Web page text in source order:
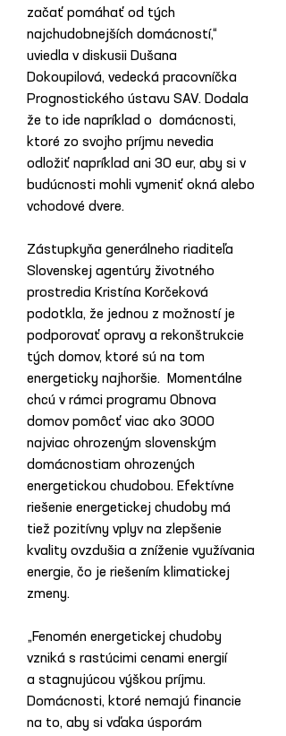
začať pomáhať od tých
najchudobnejších domácností,“
uviedla v diskusii Dušana
Dokoupilová, vedecká pracovníčka
Prognostického ústavu SAV. Dodala
že to ide napríklad o  domácnosti,
ktoré zo svojho príjmu nevedia
odložiť napríklad ani 30 eur, aby si v
budúcnosti mohli vymeniť okná alebo
vchodové dvere.
Zástupkyňa generálneho riaditeľa
Slovenskej agentúry životného
prostredia Kristína Korčeková
podotkla, že jednou z možností je
podporovať opravy a rekonštrukcie
tých domov, ktoré sú na tom
energeticky najhoršie.  Momentálne
chcú v rámci programu Obnova
domov pomôcť viac ako 3000
najviac ohrozeným slovenským
domácnostiam ohrozených
energetickou chudobou. Efektívne
riešenie energetickej chudoby má
tiež pozitívny vplyv na zlepšenie
kvality ovzdušia a zníženie využívania
energie, čo je riešením klimatickej
zmeny.
„Fenomén energetickej chudoby
vzniká s rastúcimi cenami energií
a stagnujúcou výškou príjmu.
Domácnosti, ktoré nemajú financie
na to, aby si vďaka úsporám